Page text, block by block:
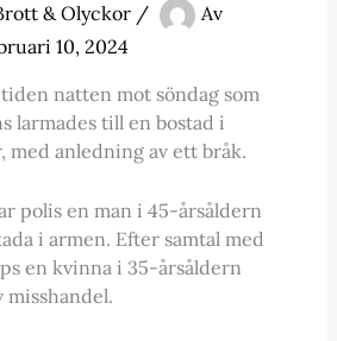
& Olyckor/
Av
10, 2024
natten mot söndag som
larmades till en bostad i
med anledning av ett bråk.
polis en man i 45-årsåldern
i armen. Efter samtal med
en kvinna i 35-årsåldern